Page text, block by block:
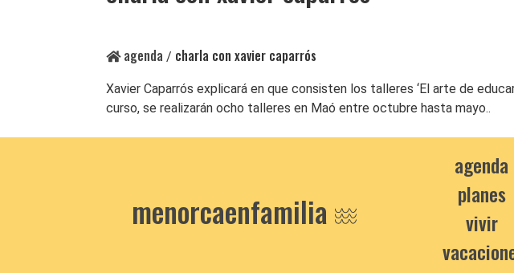
agenda / charla con xavier caparrós
Xavier Caparrós explicará en que consisten los talleres ‘El arte de
curso, se realizarán ocho talleres en Maó entre octubre hasta mayo..
menorcaenfamilia
agenda
planes
vivir